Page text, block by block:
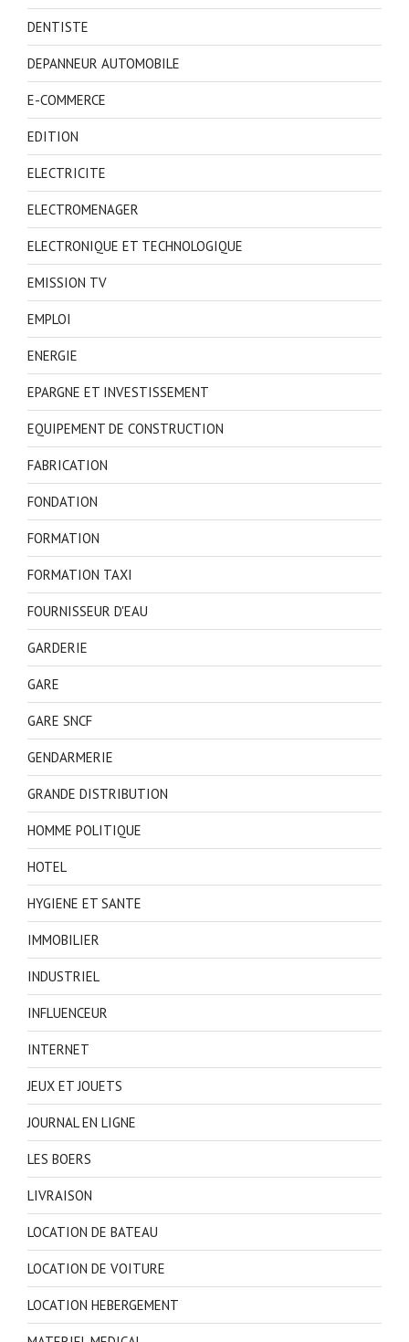
DENTISTE
DEPANNEUR AUTOMOBILE
E-COMMERCE
EDITION
ELECTRICITE
ELECTROMENAGER
ELECTRONIQUE ET TECHNOLOGIQUE
EMISSION TV
EMPLOI
ENERGIE
EPARGNE ET INVESTISSEMENT
EQUIPEMENT DE CONSTRUCTION
FABRICATION
FONDATION
FORMATION
FORMATION TAXI
FOURNISSEUR D'EAU
GARDERIE
GARE
GARE SNCF
GENDARMERIE
GRANDE DISTRIBUTION
HOMME POLITIQUE
HOTEL
HYGIENE ET SANTE
IMMOBILIER
INDUSTRIEL
INFLUENCEUR
INTERNET
JEUX ET JOUETS
JOURNAL EN LIGNE
LES BOERS
LIVRAISON
LOCATION DE BATEAU
LOCATION DE VOITURE
LOCATION HEBERGEMENT